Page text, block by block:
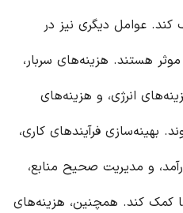
عوامل دیگری نیز در
هستند. هزینه‌های سربار،
انرژی، و هزینه‌های
بهینه‌سازی فرآیندهای کاری،
و مدیریت صحیح منابع،
کمک کند. همچنین، هزینه‌های